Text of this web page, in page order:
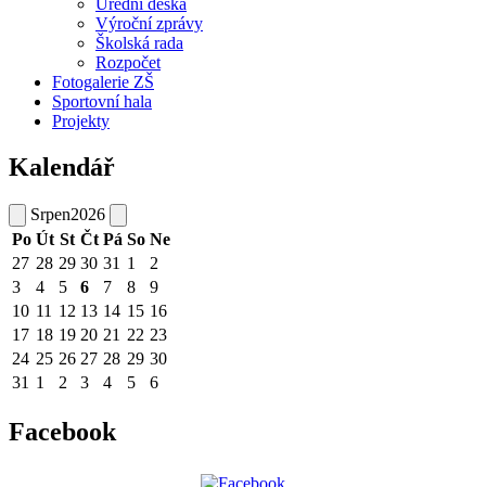
Úřední deska
Výroční zprávy
Školská rada
Rozpočet
Fotogalerie ZŠ
Sportovní hala
Projekty
Kalendář
Srpen2026
Po Út St Čt Pá So Ne
27 28 29 30 31 1
2
3
4 5 6 7 8
9
10 11 12 13 14 15 16
17 18 19 20 21 22 23
24 25 26 27 28 29 30
31 1 2 3 4 5 6
Facebook